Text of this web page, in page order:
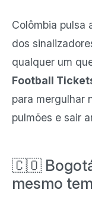
Colômbia pulsa
dos
qualquer um
Football
para mergulhar
pulmões e sair
🇨🇴
mesmo